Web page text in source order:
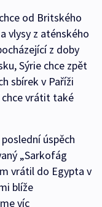
od Britského
vlysy z aténského
z doby
Sýrie chce zpět
sbírek v Paříži
chce vrátit také
úspěch
„Sarkofág
vrátil do Egypta v
blíže
víc